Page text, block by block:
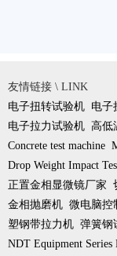
友情链接 \ LINK
电子扭转试验机 电子
电子拉力试验机 高低
Concrete test machine
Drop Weight Impact
正置金相显微镜厂家
金相抛磨机 微电脑控
塑钢带拉力机 弹簧钢
NDT Equipment Series